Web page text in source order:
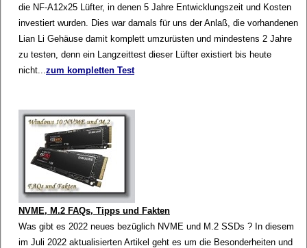
die NF-A12x25 Lüfter, in denen 5 Jahre Entwicklungszeit und Kosten
investiert wurden. Dies war damals für uns der Anlaß, die vorhandenen
Lian Li Gehäuse damit komplett umzurüsten und mindestens 2 Jahre
zu testen, denn ein Langzeittest dieser Lüfter existiert bis heute
nicht... zum kompletten Test
NVME, M.2 FAQs, Tipps und Fakten
Was gibt es 2022 neues bezüglich NVME und M.2 SSDs ? In diesem
im Juli 2022 aktualisierten Artikel geht es um die Besonderheiten und